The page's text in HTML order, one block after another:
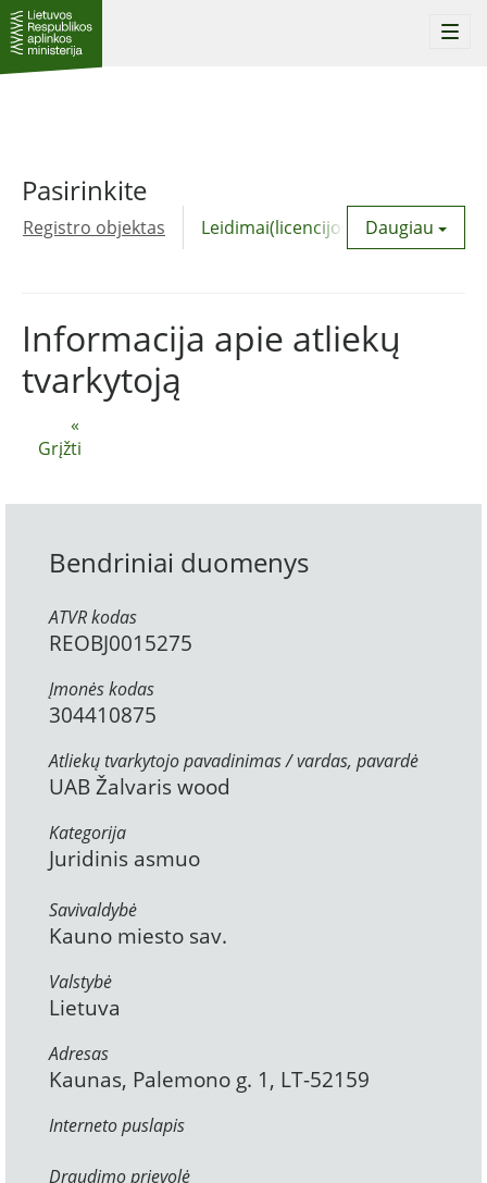
Pasirinkite
Registro objektas Leidimai(licencijos) Daugiau
«
Grįžti
Informacija apie atliekų
tvarkytoją
Bendriniai duomenys
ATVR kodas
REOBJ0015275
Įmonės kodas
304410875
Atliekų tvarkytojo pavadinimas / vardas, pavardė
UAB Žalvaris wood
Kategorija
Juridinis asmuo
Savivaldybė
Kauno miesto sav.
Valstybė
Lietuva
Adresas
Kaunas, Palemono g. 1, LT-52159
Interneto puslapis
Draudimo prievolė